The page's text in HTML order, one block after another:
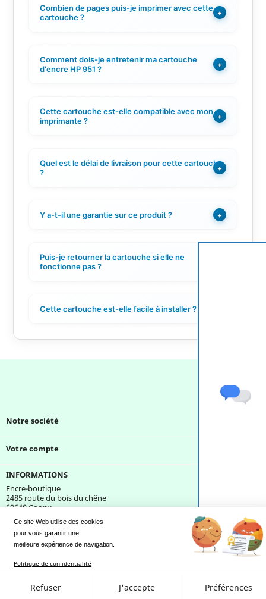
Ce site Web utilise des cookies
pour vous garantir une
meilleure expérience de navigation.
Politique de confidentialité
Refuser J'accepte Préférences
Une question ?
Combien de pages puis-je imprimer avec cette
cartouche ?
+
Comment dois-je entretenir ma cartouche
d'encre HP 951 ?
+
Cette cartouche est-elle compatible avec mon
imprimante ?
+
Quel est le délai de livraison pour cette cartouche
?
+
Y a-t-il une garantie sur ce produit ? +
Puis-je retourner la cartouche si elle ne
fonctionne pas ?
Cette cartouche est-elle facile à installer ?
Notre société
Votre compte
INFORMATIONS
Encre-boutique
2485 route du bois du chêne
69640 Cogny
France